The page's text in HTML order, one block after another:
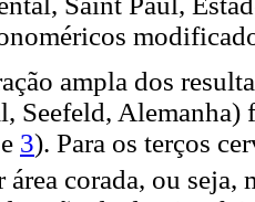
ampla dos
Seefeld,
e 3). Para os terços
área corada, ou